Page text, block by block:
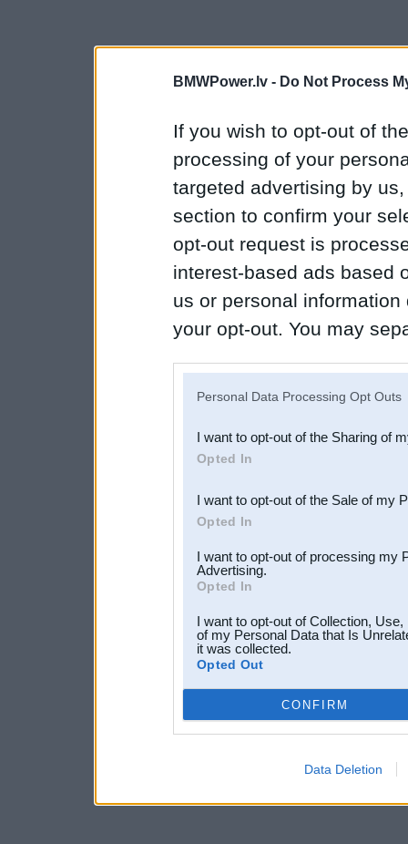
BMWPower.lv - Do Not Process
If you wish to opt-out of
processing of your
targeted advertising by
section to confirm your
opt-out request is
interest-based ads based
us or personal
your opt-out. You may
Downstream Participants
third parties.
Personal Data Processing Opt Outs
I want to opt-out of the Sharing of
Opted In
I want to opt-out of the Sale of my
Opted In
I want to opt-out of processing my
Advertising.
Opted In
I want to opt-out of Collection,
of my Personal Data that Is
it was collected.
Opted Out
CONFIRM
Data Deletion